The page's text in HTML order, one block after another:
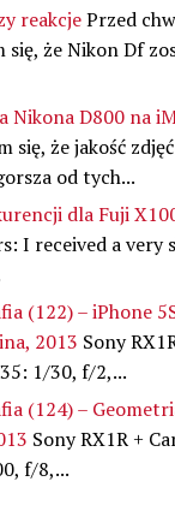
reakcjePrzed
się, że Nikon Df
Nikona D800 na
się, że jakość
od tych...
dla Fuji
I received a very
(122) – iPhone
2013 Sony
1/30, f/2,...
(124) –
Sony RX1R +
f/8,...